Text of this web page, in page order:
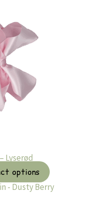
Lyserød
options